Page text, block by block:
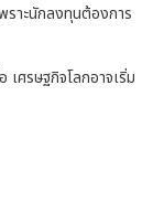
าะนักลงทุนต้องการ
ศรษฐกิจโลกอาจเริ่ม